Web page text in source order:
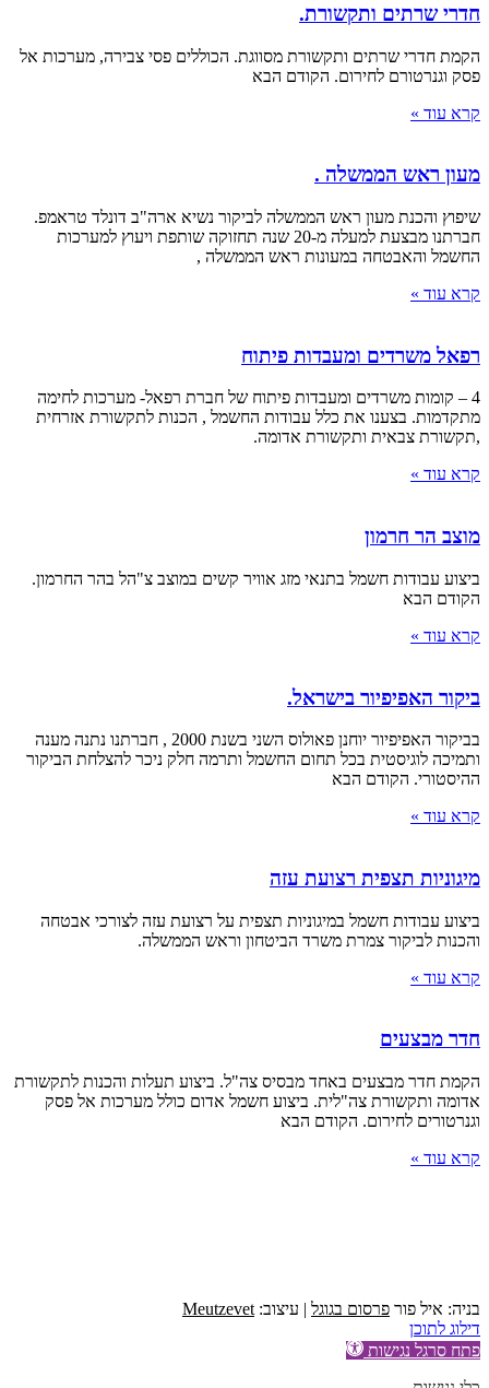
חדרי שרתים ותקשורת.
הקמת חדרי שרתים ותקשורת מסווגת. הכוללים פסי צבירה, מערכות אל
פסק וגנרטורם לחירום. הקודם הבא
קרא עוד »
מעון ראש הממשלה .
שיפוץ והכנת מעון ראש הממשלה לביקור נשיא ארה"ב דונלד טראמפ.
חברתנו מבצעת למעלה מ-20 שנה תחזוקה שותפת ויעוץ למערכות
החשמל והאבטחה במעונות ראש הממשלה ,
קרא עוד »
רפאל משרדים ומעבדות פיתוח
4 – קומות משרדים ומעבדות פיתוח של חברת רפאל- מערכות לחימה
מתקדמות. בצענו את כלל עבודות החשמל , הכנות לתקשורת אזרחית
,תקשורת צבאית ותקשורת אדומה.
קרא עוד »
מוצב הר חרמון
ביצוע עבודות חשמל בתנאי מזג אוויר קשים במוצב צ"הל בהר החרמון.
הקודם הבא
קרא עוד »
ביקור האפיפיור בישראל.
בביקור האפיפיור יוחנן פאולוס השני בשנת 2000 , חברתנו נתנה מענה
ותמיכה לוגיסטית בכל תחום החשמל ותרמה חלק ניכר להצלחת הביקור
ההיסטורי. הקודם הבא
קרא עוד »
מיגוניות תצפית רצועת עזה
ביצוע עבודות חשמל במיגוניות תצפית על רצועת עזה לצורכי אבטחה
והכנות לביקור צמרת משרד הביטחון וראש הממשלה.
קרא עוד »
חדר מבצעים
הקמת חדר מבצעים באחד מבסיס צה"ל. ביצוע תעלות והכנות לתקשורת
אדומה ותקשורת צה"לית. ביצוע חשמל אדום כולל מערכות אל פסק
וגנרטורים לחירום. הקודם הבא
קרא עוד »
בניה: איל פור פרסום בגוגל | עיצוב: Meutzevet
דילוג לתוכן
פתח סרגל נגישות